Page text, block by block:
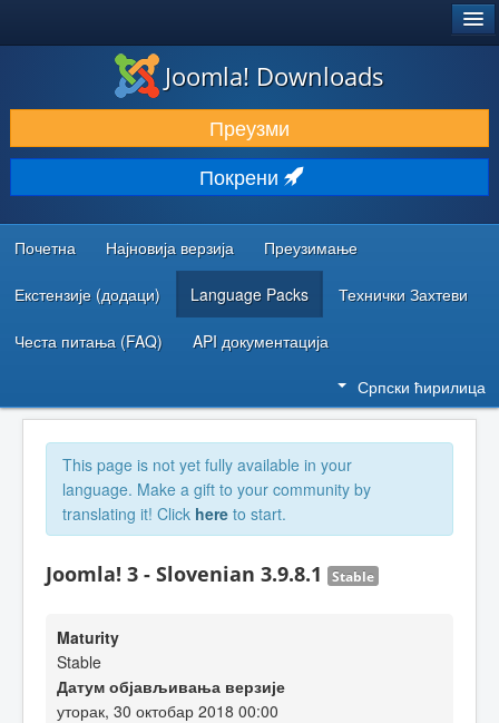
ПРЕУЗИМАЊЕ И ПРОШИРЕЊА (ЕКСТЕНЗИЈЕ)
ОТКРИЈТЕ И НАУЧИТЕ
ЗАЈЕДНИЦА И ПОДРШКА
РЕСУРСИ ЗА РАЗВОЈ
Joomla! Downloads
Преузми
Покрени
Почетна Најновија верзија Преузимање
Екстензије (додаци) Language Packs Технички Захтеви
Честа питања (FAQ) API документација
Српски ћирилица
This page is not yet fully available in your
language. Make a gift to your community by
translating it! Click here to start.
Joomla! 3 - Slovenian 3.9.8.1 Stable
Maturity
Stable
Датум објављивања верзије
уторак, 30 октобар 2018 00:00